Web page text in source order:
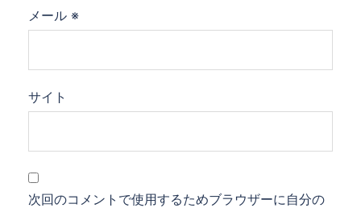
メール ※
サイト
次回のコメントで使用するためブラウザーに自分の